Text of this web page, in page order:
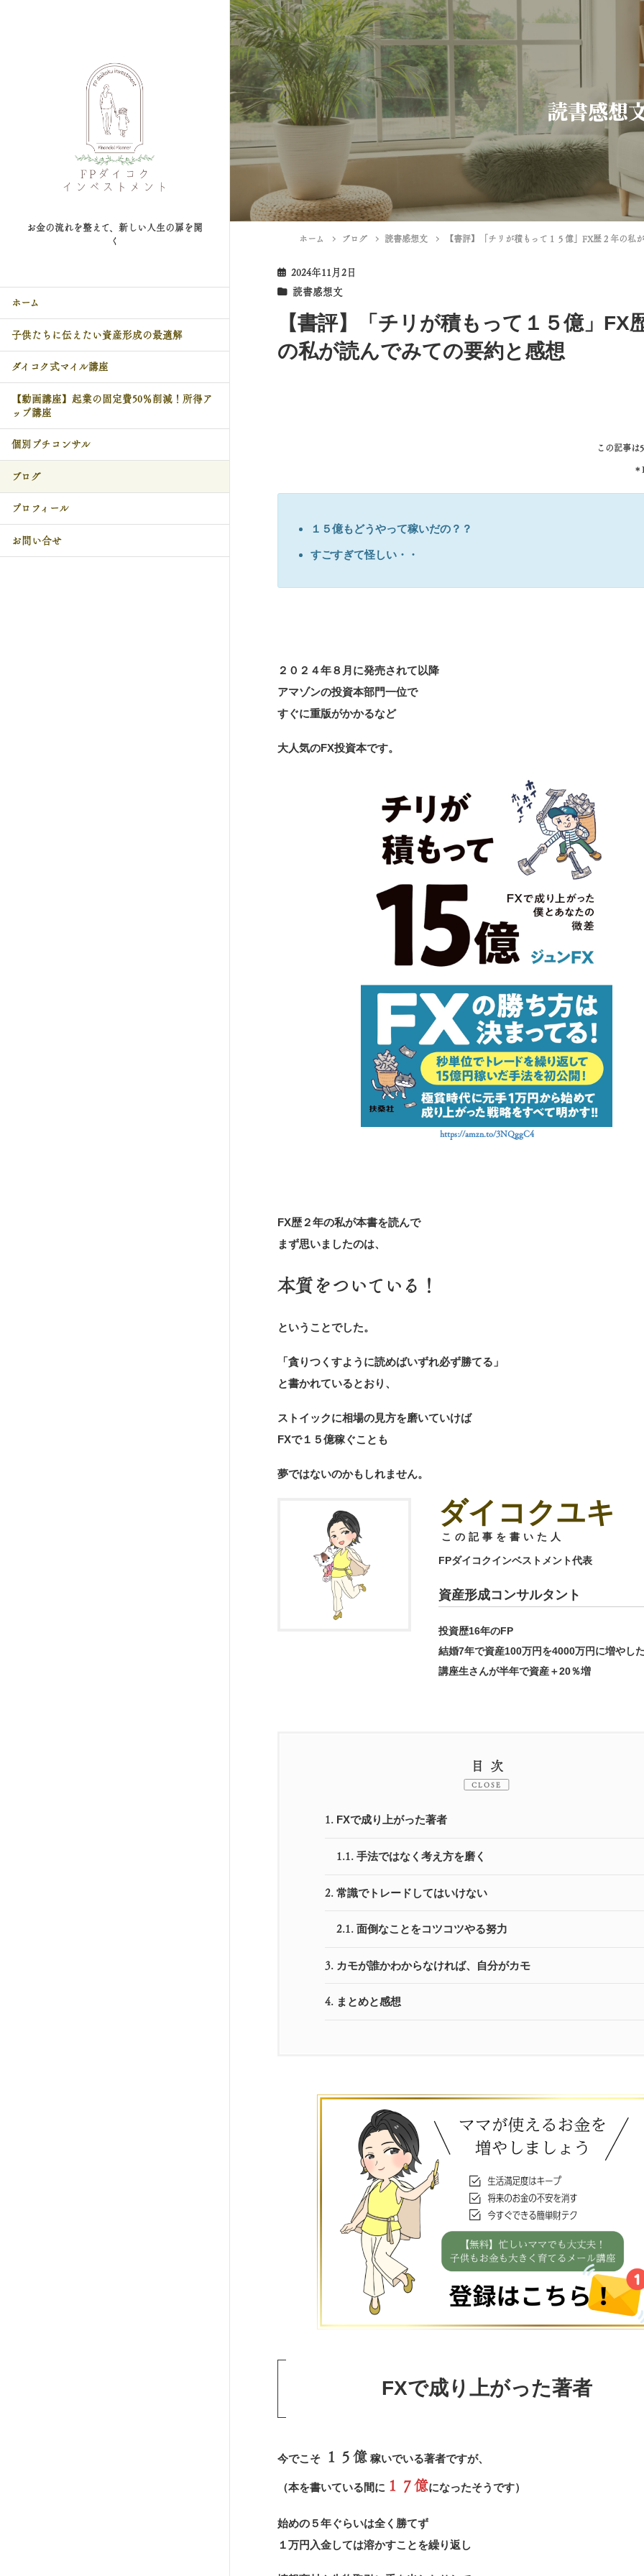
お金の流れを整えて、新しい人生の扉を開
く
ホーム
子供たちに伝えたい資産形成の最適解
ダイコク式マイル講座
【動画講座】起業の固定費50％削減！所得ア
ップ講座
個別プチコンサル
ブログ
プロフィール
お問い合せ
読書感想
ホーム ブログ 読書感想文 【書評】「チリが積もって１５億」FX歴２年の私
2024年11月2日
読書感想文
【書評】「チリが積もって１５億」FX
の私が読んでみての要約と感想
この記事は
１５億もどうやって稼いだの？？
すごすぎて怪しい・・
２０２４年８月に発売されて以降
アマゾンの投資本部門一位で
すぐに重版がかかるなど
大人気のFX投資本です。
https://amzn.to/3NQggC4
FX歴２年の私が本書を読んで
まず思いましたのは、
本質をついている！
ということでした。
「貪りつくすように読めばいずれ必ず勝てる」
と書かれているとおり、
ストイックに相場の見方を磨いていけば
FXで１５億稼ぐことも
夢ではないのかもしれません。
ダイコクユキ
この記事を書いた人
FPダイコクインベストメント代表
資産形成コンサルタント
投資歴16年のFP
結婚7年で資産100万円を4000万円に増やし
講座生さんが半年で資産＋20％増
目次
CLOSE
1. FXで成り上がった著者
1.1.手法ではなく考え方を磨く
2.常識でトレードしてはいけない
2.1.面倒なことをコツコツやる努力
3. カモが誰かわからなければ、自分がカモ
4. まとめと感想
FXで成り上がった著者
今でこそ １５億 稼いでいる著者ですが、
（本を書いている間に １７億になったそうです）
始めの５年ぐらいは全く勝てず
１万円入金しては溶かすことを繰り返し